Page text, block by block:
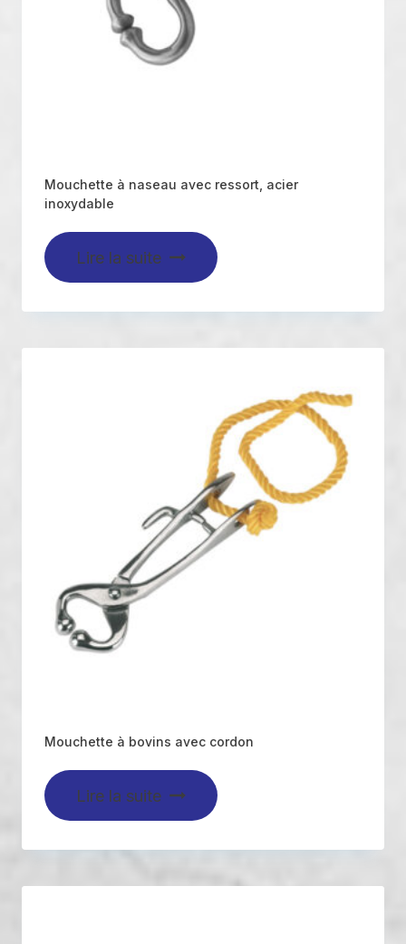
Mouchette à naseau avec ressort, acier
inoxydable
Lire la suite
Mouchette à bovins avec cordon
Lire la suite